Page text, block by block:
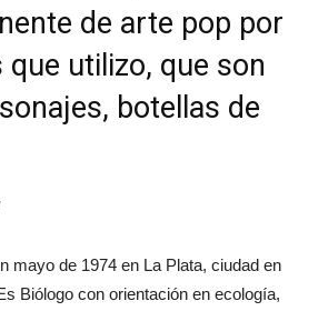
de arte pop por
que utilizo, que son
botellas de
mayo de 1974 en La Plata, ciudad en
Biólogo con orientación en ecología,